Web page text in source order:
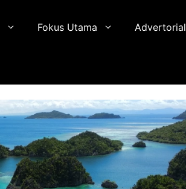
Fokus Utama Advertorial